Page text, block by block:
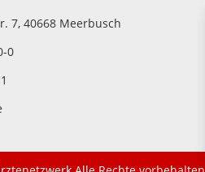
7, 40668 Meerbusch
0